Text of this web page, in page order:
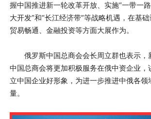
握中国推进新一轮改革开放、实施“一带一路
大开发”和“长江经济带”等战略机遇，在基础
贸易畅通、金融投资等方面大展作为。
俄罗斯中国总商会会长周立群也表示，
中国总商会将更加积极服务在俄中资企业，
立中国企业好形象，为进一步推进中俄各领
量。